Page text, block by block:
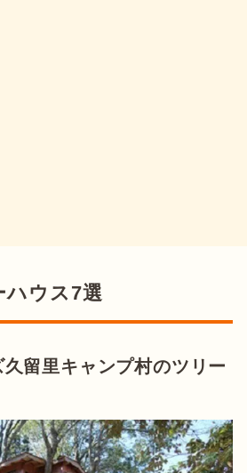
ハウス7選
留里キャンプ村のツリー